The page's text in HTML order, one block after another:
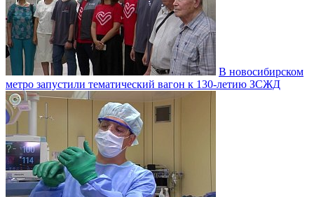
В новосибирском
метро запустили тематический вагон к 130-летию ЗСЖД